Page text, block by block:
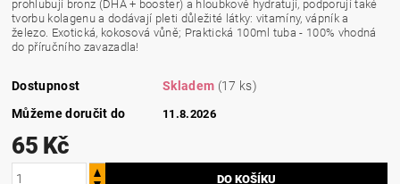
prohlubují bronz (DHA + booster) a hloubkově hydratují, podporují také
tvorbu kolagenu a dodávají pleti důležité látky: vitamíny, vápník a
železo. Exotická, kokosová vůně; Praktická 100ml tuba - 100% vhodná
do příručního zavazadla!
Dostupnost Skladem (17 ks)
Můžeme doručit do
11.8.2026
65 Kč